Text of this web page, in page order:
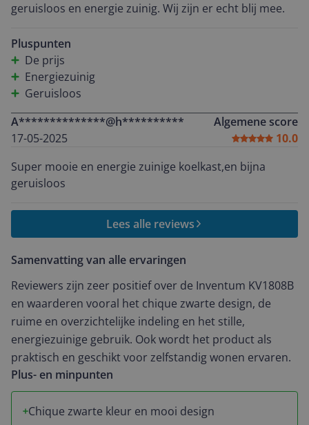
geruisloos en energie zuinig. Wij zijn er echt blij mee.
Pluspunten
De prijs
Energiezuinig
Geruisloos
A**************@h**********
17-05-2025
Algemene score
10.0
Super mooie en energie zuinige koelkast,en bijna
geruisloos
Lees alle reviews
Samenvatting van alle ervaringen
Reviewers zijn zeer positief over de Inventum KV1808B
en waarderen vooral het chique zwarte design, de
ruime en overzichtelijke indeling en het stille,
energiezuinige gebruik. Ook wordt het product als
praktisch en geschikt voor zelfstandig wonen ervaren.
Plus- en minpunten
Chique zwarte kleur en mooi design